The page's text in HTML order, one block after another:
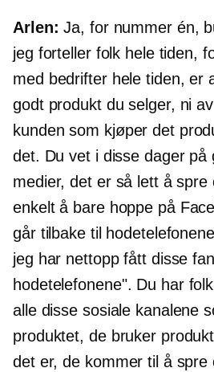
Arlen: Ja, for nummer én,
jeg forteller folk hele tiden,
med bedrifter hele tiden, er
godt produkt du selger, ni
kunden som kjøper det
det. Du vet i disse dager på
medier, det er så lett å spre
enkelt å bare hoppe på
går tilbake til
jeg har nettopp fått disse
hodetelefonene". Du har
alle disse sosiale kanalene
produktet, de bruker
det er, de kommer til å spre